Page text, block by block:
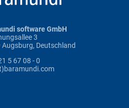
software GmbH
3
Augsburg, Deutschland
5 67 08 - 0